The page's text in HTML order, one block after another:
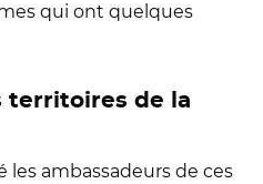
qui ont quelques
territoires de la
les ambassadeurs de ces